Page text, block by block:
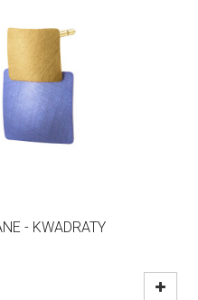
- KWADRATY